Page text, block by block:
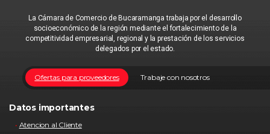
La Cámara de Comercio de Bucaramanga trabaja por el desarrollo
socioeconómico de la región mediante el fortalecimiento de la
competitividad empresarial, regional y la prestación de los servicios
delegados por el estado.
Trabaje con nosotros
Ofertas para proveedores
Datos importantes
Atencion al Cliente